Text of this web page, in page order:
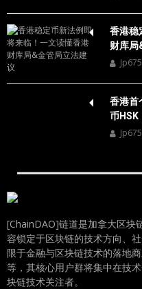
香港稳
财库局
香港首
币HSK
[ChainDAO]链道是加拿大区块
容锁定于区块链的技术方向、
限于金融与区块链技术的落地
等，其核心用户群将集中在技
块链技术关注者。